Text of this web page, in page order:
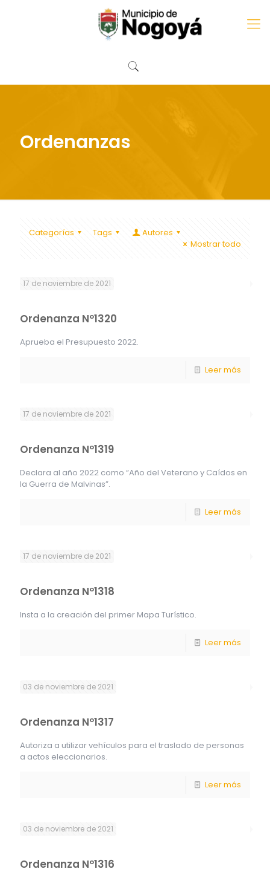
Ordenanzas
Categorías Tags
Autores
Mostrar todo
17 de noviembre de 2021
Ordenanza Nº1320
Aprueba el Presupuesto 2022.
Leer más
17 de noviembre de 2021
Ordenanza Nº1319
Declara al año 2022 como “Año del Veterano y Caídos en
la Guerra de Malvinas”.
Leer más
17 de noviembre de 2021
Ordenanza Nº1318
Insta a la creación del primer Mapa Turístico.
Leer más
03 de noviembre de 2021
Ordenanza Nº1317
Autoriza a utilizar vehículos para el traslado de personas
a actos eleccionarios.
Leer más
03 de noviembre de 2021
Ordenanza Nº1316